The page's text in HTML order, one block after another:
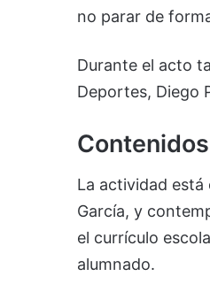
no parar de
Durante el acto
Deportes, Diego
Contenidos
La actividad
García, y
el currículo
alumnado.